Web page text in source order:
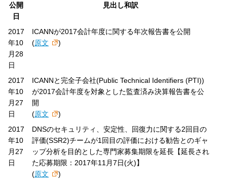
公開
日
見出し和訳
2017
年10
月28
日
ICANNが2017会計年度に関する年次報告書を公開
(原文 )
2017
年10
月27
日
ICANNと完全子会社(Public Technical Identifiers (PTI))
が2017会計年度を対象とした監査済み決算報告書を公
開
(原文
)
2017
年10
月27
日
DNSのセキュリティ、安定性、回復力に関する2回目の
評価(SSR2)チームが1回目の評価における勧告とのギャ
ップ分析を目的とした専門家募集期限を延長【延長され
た応募期限：2017年11月7日(火)】
(原文
)